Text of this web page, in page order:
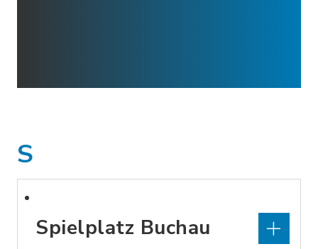
S
Spielplatz Buchau